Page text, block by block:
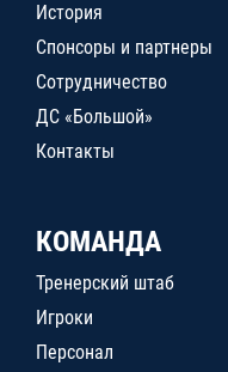
История
Спонсоры и партнеры
Сотрудничество
ДС «Большой»
Контакты
КОМАНДА
Тренерский штаб
Игроки
Персонал